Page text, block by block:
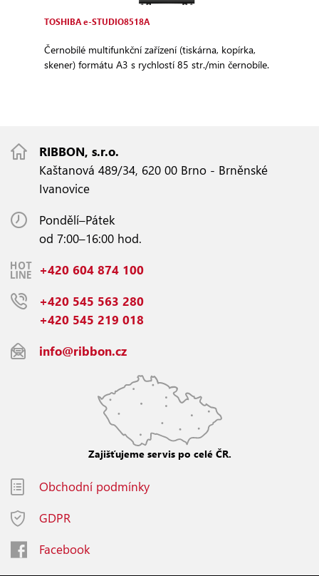
TOSHIBA e‑STUDIO8518A
Černobílé multifunkční zařízení (tiskárna, kopírka,
skener) formátu A3 s rychlostí 85 str./min černobíle.
RIBBON, s.r.o.
Kaštanová 489/34, 620 00 Brno - Brněnské
Ivanovice
Pondělí–Pátek
od 7:00–16:00 hod.
+420 604 874 100
+420 545 563 280
+420 545 219 018
info@ribbon.cz
Zajišťujeme servis po celé ČR.
Obchodní podmínky
GDPR
Facebook